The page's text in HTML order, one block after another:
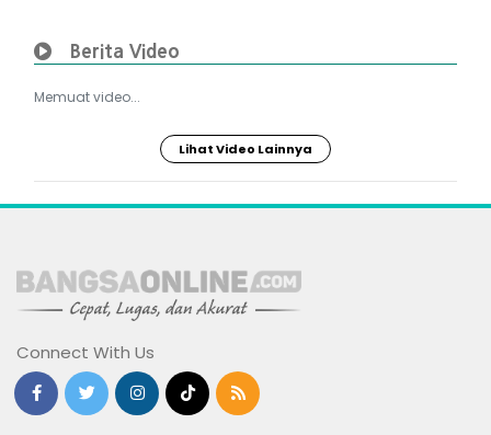
Berita Video
Memuat video...
Lihat Video Lainnya
Connect With Us